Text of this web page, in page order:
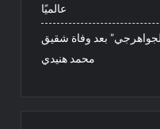
عالميًا
بعد وفاة شقيق
محمد هنيدي